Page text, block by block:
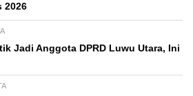
2026
Jadi Anggota DPRD Luwu Utara, Ini